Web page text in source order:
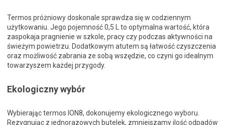
Termos próżniowy doskonale sprawdza się w codziennym
użytkowaniu. Jego pojemność 0,5 L to optymalna wartość, która
zaspokaja pragnienie w szkole, pracy czy podczas aktywności na
świeżym powietrzu. Dodatkowym atutem są łatwość czyszczenia
oraz możliwość zabrania ze sobą wszędzie, co czyni go idealnym
towarzyszem każdej przygody.
Ekologiczny wybór
Wybierając termos ION8, dokonujemy ekologicznego wyboru.
Rezygnując z jednorazowych butelek, zmniejszamy ilość odpadów